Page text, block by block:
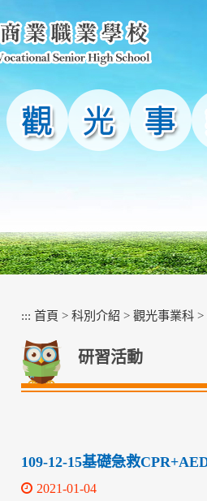
::: 首頁 > 科別介紹 > 觀光事業科 >
研習活動
109-12-15基礎急救
2021-01-04